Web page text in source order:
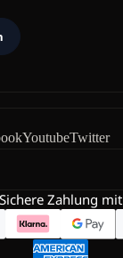
YoutubeTwitter
Sichere Zahlung mit